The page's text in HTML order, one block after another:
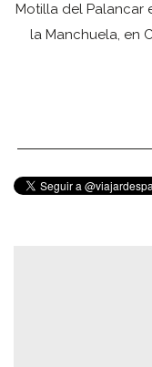
Motilla del Palancar
la Manchuela, en